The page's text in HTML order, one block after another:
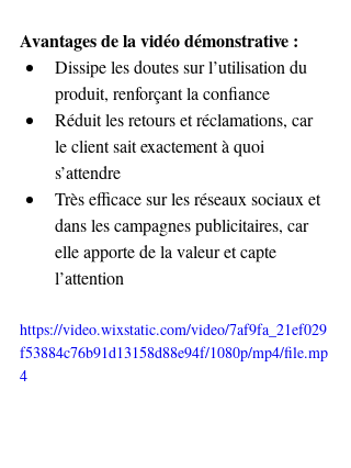
Avantages de la vidéo démonstrative :
Dissipe les doutes sur l’utilisation du
produit, renforçant la confiance
Réduit les retours et réclamations, car
le client sait exactement à quoi
s’attendre
Très efficace sur les réseaux sociaux et
dans les campagnes publicitaires, car
elle apporte de la valeur et capte
l’attention
https://video.wixstatic.com/video/7af9fa_21ef029
f53884c76b91d13158d88e94f/1080p/mp4/file.mp
4